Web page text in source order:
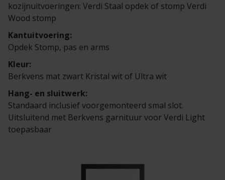
kozijnuitvoeringen: Verdi Staal opdek of stomp Verdi
Wood stomp
Kantuitvoering:
Opdek Stomp, pas en arms
Kleur:
Berkvens mat zwart Kristal wit of Ultra wit
Hang- en sluitwerk:
Standaard inclusief voorgemonteerd smal slot.
Uitsluitend met Berkvens garnituur voor Verdi Light
toepasbaar